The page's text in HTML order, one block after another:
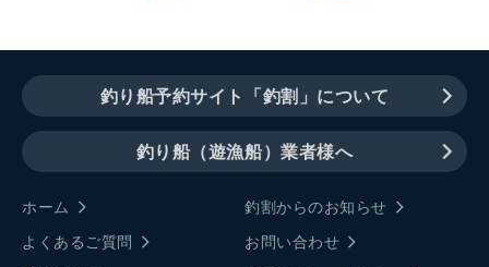
釣り船予約サイト「釣割」について
釣り船（遊漁船）業者様へ
ホーム
釣割からのお知らせ
よくあるご質問
お問い合わせ